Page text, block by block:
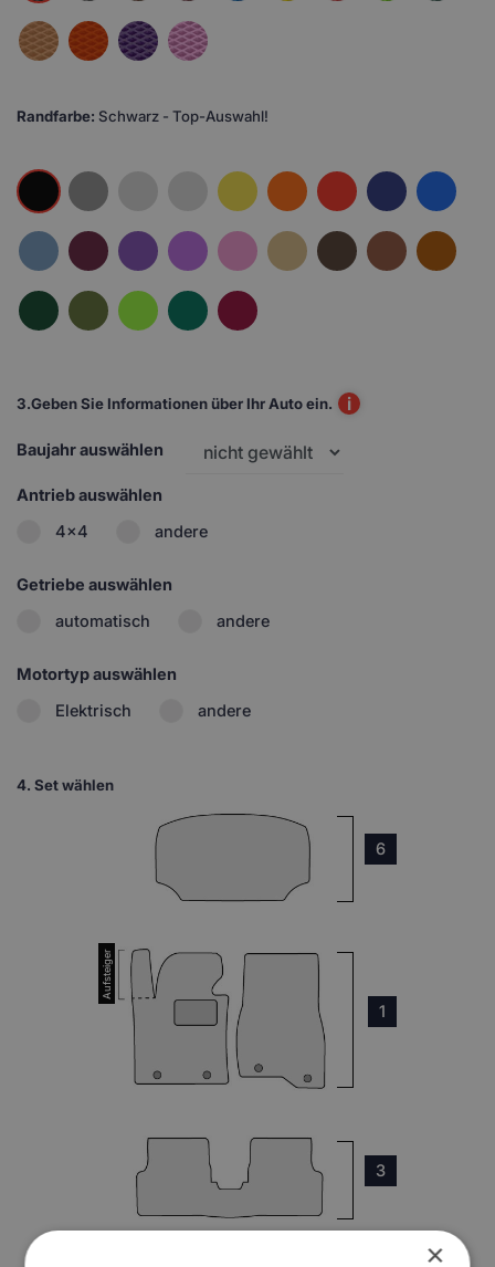
Randfarbe: Schwarz - Top-Auswahl!
3.Geben Sie Informationen über Ihr Auto ein. i
Baujahr auswählen
Antrieb auswählen
4x4
andere
Getriebe auswählen
automatisch
andere
Motortyp auswählen
Elektrisch
andere
4. Set wählen
6
1
3
×